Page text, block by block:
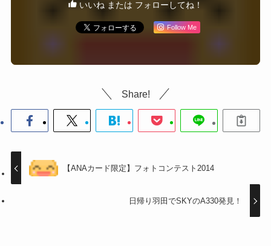
いいね または フォローしてね！
Follow Me
Share!
【ANAカード限定】フォトコンテスト2014
日帰り羽田でSKYのA330発見！